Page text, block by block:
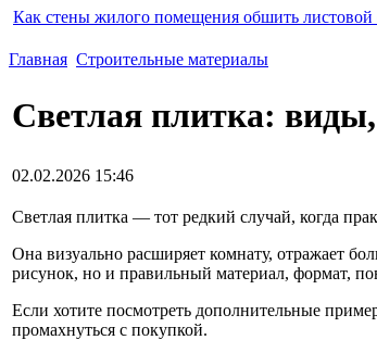
Как стены жилого помещения обшить листовой
Главная Строительные материалы
Светлая плитка:
02.02.2026 15:46
Светлая плитка — тот редкий случай, когда
Она визуально расширяет комнату, отражает
рисунок, но и правильный материал, формат,
Если хотите посмотреть дополнительные
промахнуться с покупкой.